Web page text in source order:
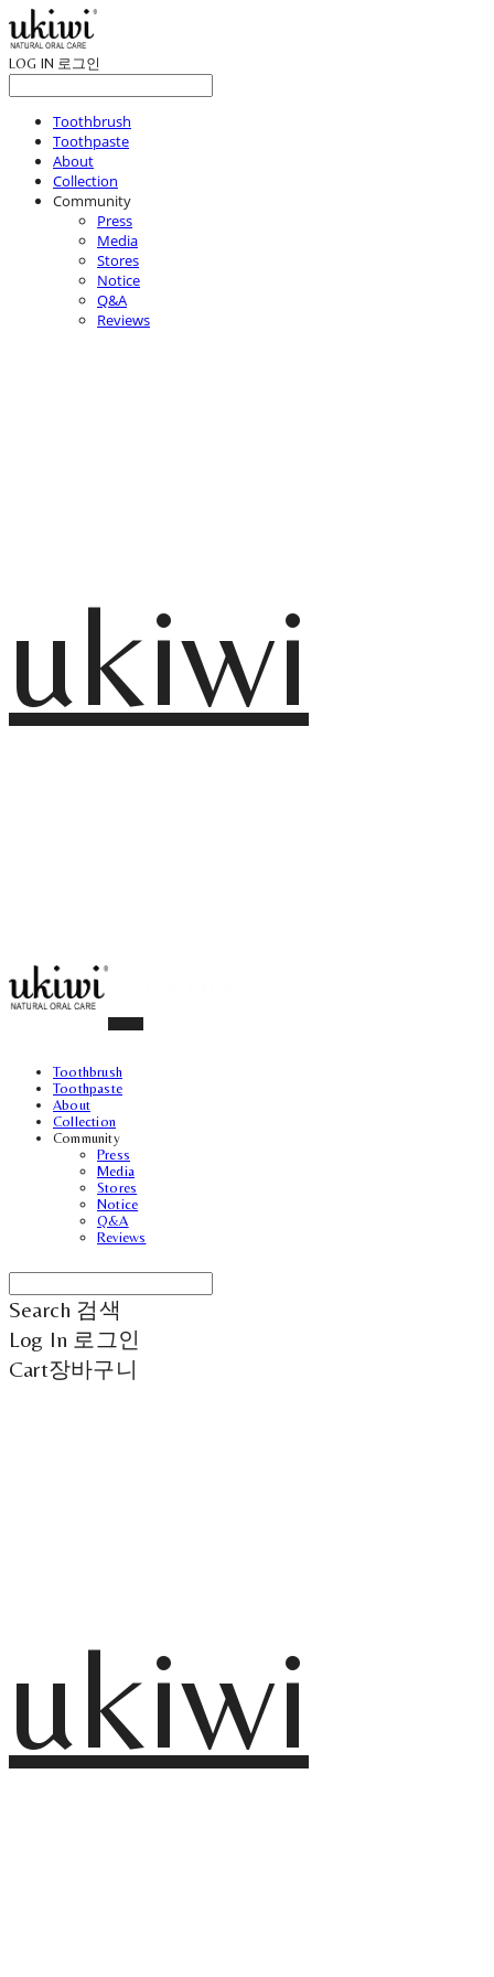
LOG IN 로그인
Toothbrush
Toothpaste
About
Collection
Community
Press
Media
Stores
Notice
Q&A
Reviews
ukiwi
Toothbrush
Toothpaste
About
Collection
Community
Press
Media
Stores
Notice
Q&A
Reviews
Search 검색
Log In 로그인
Cart장바구니
ukiwi